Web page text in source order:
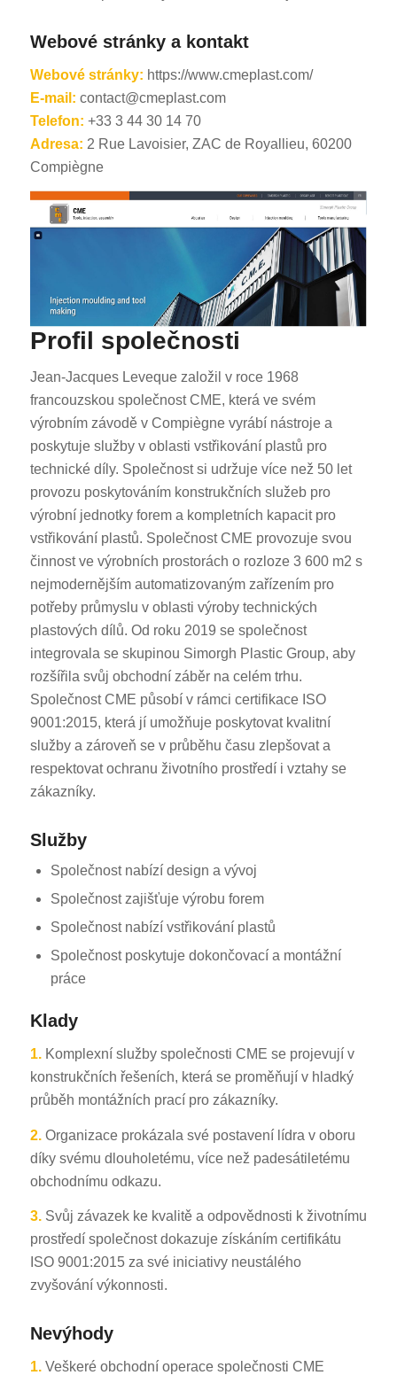
Webové stránky a kontakt
Webové stránky: https://www.cmeplast.com/
E-mail: contact@cmeplast.com
Telefon: +33 3 44 30 14 70
Adresa: 2 Rue Lavoisier, ZAC de Royallieu, 60200
Compiègne
Profil společnosti
Jean-Jacques Leveque založil v roce 1968
francouzskou společnost CME, která ve svém
výrobním závodě v Compiègne vyrábí nástroje a
poskytuje služby v oblasti vstřikování plastů pro
technické díly. Společnost si udržuje více než 50 let
provozu poskytováním konstrukčních služeb pro
výrobní jednotky forem a kompletních kapacit pro
vstřikování plastů. Společnost CME provozuje svou
činnost ve výrobních prostorách o rozloze 3 600 m2 s
nejmodernějším automatizovaným zařízením pro
potřeby průmyslu v oblasti výroby technických
plastových dílů. Od roku 2019 se společnost
integrovala se skupinou Simorgh Plastic Group, aby
rozšířila svůj obchodní záběr na celém trhu.
Společnost CME působí v rámci certifikace ISO
9001:2015, která jí umožňuje poskytovat kvalitní
služby a zároveň se v průběhu času zlepšovat a
respektovat ochranu životního prostředí i vztahy se
zákazníky.
Služby
Společnost nabízí design a vývoj
Společnost zajišťuje výrobu forem
Společnost nabízí vstřikování plastů
Společnost poskytuje dokončovací a montážní
práce
Klady
1.Komplexní služby společnosti CME se projevují v
konstrukčních řešeních, která se proměňují v hladký
průběh montážních prací pro zákazníky.
2.Organizace prokázala své postavení lídra v oboru
díky svému dlouholetému, více než padesátiletému
obchodnímu odkazu.
3. Svůj závazek ke kvalitě a odpovědnosti k životnímu
prostředí společnost dokazuje získáním certifikátu
ISO 9001:2015 za své iniciativy neustálého
zvyšování výkonnosti.
Nevýhody
1.Veškeré obchodní operace společnosti CME